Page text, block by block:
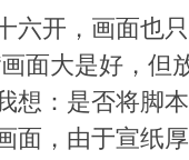
开，画面也
大是好，但
是否将脚本
由于宣纸厚